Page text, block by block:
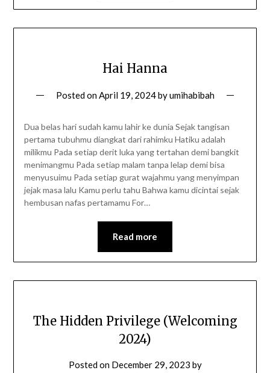
Hai Hanna
Posted onApril 19, 2024byumihabibah
Dua belas hari sudah kamu lahir ke dunia Sejak tangisan
pertama tubuhmu diangkat dari rahimku Hatiku adalah
milikmu Pada setiap derit luka yang tertahan demi bangkit
menimangmu Pada setiap malam tanpa lelap demi bisa
menyusuimu Pada setiap gurat wajahmu yang menyimpan
jejak masa lalu Kamu perlu tahu Bahwa kamu dicintai sejak
hembusan nafas pertamamu For…
Read more
The Hidden Privilege (Welcoming
2024)
Posted on December 29, 2023 by